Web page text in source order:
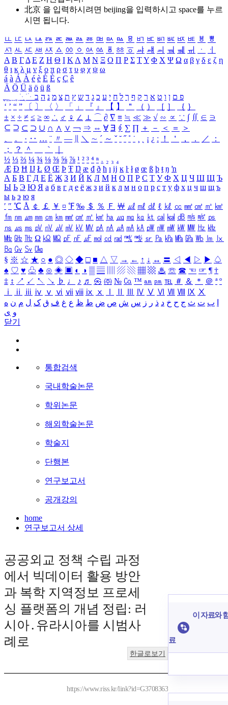
北京 을 입력하시려면 beijing을 입력하시고 space를 누르
시면 됩니다.
ㅥ ㅦ ㅧ ㅨ ㅩ ㅪ ㅫ ㅬ ㅭ ㅮ ㅯ ㅰ ㅱ ㅲ ㅳ ㅴ ㅵ ㅶ ㅷ ㅸ
ㅹ
ㅺ ㅻ ㅼ ㅽ ㅾ ㅿ ㆀ ㆁ ㆂ ㆃ ㆄ ㆅ ㆆ ㆇ ㆈ ㆉ ㆊ ㆋ ㆌ ㆍ
ㆎ
Α Β ΓΔ Ε Ζ Η Θ Ι ΚΛ Μ Ν Ξ Ο Π Ρ Σ ΤΥ Φ Χ Ψ Ω α β γ δ ε ζ η
θ ι κ λ μ ν ξ ο π ρ σ τ υ φ χ ψ ω
á à Á À é è É È ç Ç ê
Ä Ö Ü ä ö ü ß
ִֶֹ ֻּ ׁׂ פ ם ן ו ט א ר ק ף ך ל ח י ע כ ג ד ש ץ ת צ מ נ ה ב
‘ ’ “ ” 〔 〕 〈 〉 「 」 『 』 【 】 ＂ （ ） ［ ］ ｛ ｝
± × ÷ ≠ ≤ ≥ ∞ ∴ ♂ ♀ ∠ ⊥ ⌒ ∂ ∇ ≡ ≒ ≪ ≫ √ ∽ ∝ ∵ ∫ ∬ ∈ ∋
⊆ ⊇ ⊂ ⊃ ∪ ∩ ∧ ∨ ￢ ⇒ ⇔ ∀ ∃ ∮ ∑ ∏ ＋ － ＜ ＝
＞
、
。 · ‥ … ¨ 〃 ― ＼ ∼ ´ ～ ˇ ˘ ˝ ˚ ˙ ¸ ¡ ¿ ː ！ ＇ ， ． ／
：
；
？ ＾ ｀
½ ⅓ ⅔ ¼ ¾ ⅛ ⅜ ⅝ ⅞ ¹ ² ³ ⁴ ⁿ ₁ ₂ ₃ ₄
Æ Ð Ħ Ĳ Ł Ø Œ Þ Ŧ Ŋ æ đ ð ħ ı ĳ ĸ ŀ ł ø œ ß þ ŧ ŋ ŉ
А Б В Г Д Е Ё Ж З И Й К Л М Н О П Р С Т У Ф Х Ц Ч Ш Щ Ъ
Ы Ь Э Ю Я а б в г д е ё ж з и й к л м н о п р с т у ф х ц ч ш щ ъ
ы ь э ю я
′ ″ ℃ Å ￠ ￡ ￥ ¤ ℉ ‰ ＄ ％ Ｆ ￦ ㎕ ㎖ ㎗ ℓ ㎘ ㏄ ㎣ ㎤ ㎥ ㎦
㎙ ㎚ ㎛ ㎜ ㎝ ㎞ ㎟ ㎠ ㎡ ㎢ ㏊ ㎍ ㎎ ㎏ ㏏ ㎈ ㎉ ㏈ ㎧ ㎨ ㎰
㎱ ㎲ ㎳ ㎴ ㎵ ㎶ ㎷ ㎸ ㎹ ㎀ ㎁ ㎂ ㎃ ㎄ ㎺ ㎻ ㎽ ㎾ ㎿ ㎐ ㎑
㎒ ㎓ ㎔ Ω ㏀ ㏁ ㎊ ㎋ ㎌ ㏖ ㏅ ㎭ ㎮ ㎯ ㏛ ㎩ ㎪ ㎫ ㎬ ㏝ ㏐
㏓
㏃ ㏉ ㏜ ㏆
§ ※ ☆ ★ ○ ● ◎ ◇ ◆ □ ■ △ ▽ → ← ↑ ↓ ↔ 〓 ◁ ◀ ▷ ▶ ♤
♠ ♡ ♥ ♧ ♣ ⊙ ◈ ▣ ◐ ◑ ▒ ▤ ▨ ▧ ▦ ▩ ♨ ☏ ☎ ☜ ☞ ¶ †
‡ ↕ ↗ ↙ ↖ ↘ ♭ ♩ ♪ ♬ ㉿ ㈜ № ㏇ ™ ㏂ ㏘ ℡ ＃ ＆ ＊ ＠ ª º
ⅰ
ⅱ ⅲ ⅳ ⅴ ⅵ ⅶ ⅷ ⅸ ⅹ Ⅳ Ⅴ Ⅵ Ⅶ Ⅷ Ⅸ Ⅹ
ب ت ث ج ح خ د ذ ر ز س ش ص ض ط ظ ع غ ف ق ک ل م ن ه
و ی
닫기
통합검색
국내학술논문
학위논문
해외학술논문
학술지
단행본
연구보고서
공개강의
home
연구보고서 상세
공공외교 정책 수립 과정
에서 빅데이터 활용 방안
과 복학 지역정보 프로세
싱 플랫폼의 개념 정립: 러
시아․유라시아를 시범사
례로
한글로보기
https://www.riss.kr/link?id=G3708363
이 자료와
료